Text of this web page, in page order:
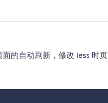
的自动刷新，修改 less 时